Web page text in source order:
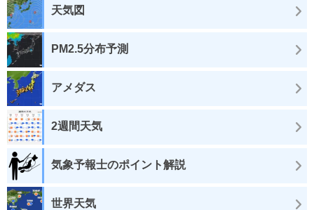
天気図
PM2.5分布予測
アメダス
2週間天気
気象予報士のポイント解説
世界天気